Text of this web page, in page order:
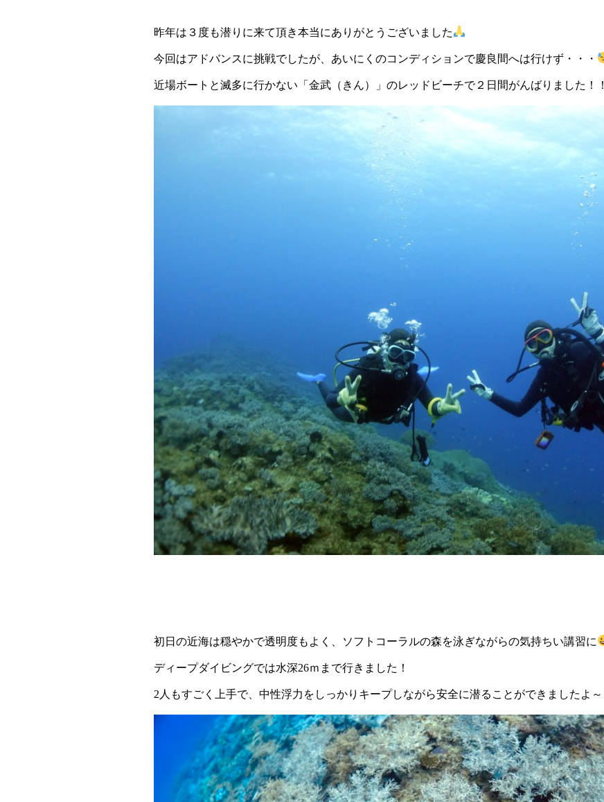
昨年は３度も潜りに来て頂き本当にありがとうございました
今回はアドバンスに挑戦でしたが、あいにくのコンディションで慶良間へは行けず・・・
近場ボートと滅多に行かない「金武（きん）」のレッドビーチで２日間がんばりました！！
初日の近海は穏やかで透明度もよく、ソフトコーラルの森を泳ぎながらの気持ちい講習に
ディープダイビングでは水深26ｍまで行きました！
2人もすごく上手で、中性浮力をしっかりキープしながら安全に潜ることができましたよ～